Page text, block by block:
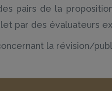
pairs de la
par des évaluateurs
la révision/